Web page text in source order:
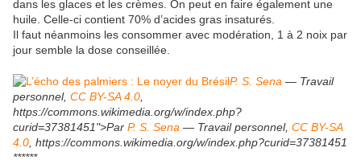
dans les glaces et les crèmes. On peut en faire également une
huile. Celle-ci contient 70% d’acides gras insaturés.
Il faut néanmoins les consommer avec modération, 1 à 2 noix par
jour semble la dose conseillée.
P. S. Sena — Travail
personnel, CC BY-SA 4.0
https://commons.wikimedia.org/w/index.php?
curid=37381451">Par P. S. Sena — Travail personnel, CC BY-SA
4.0 , https://commons.wikimedia.org/w/index.php?curid=37381451